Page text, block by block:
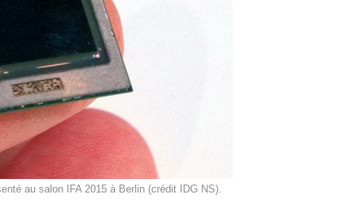
au salon IFA 2015 à Berlin (crédit IDG NS).